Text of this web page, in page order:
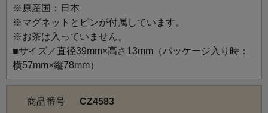
2023年「シャンテノエル」をテーマにしたクリスマスよ
り。妖艶な孔雀の歌声に跳ねるウサギの踊り子たちのイラ
ストです。
※原産国：日本
※マグネットとピンが付属しています。
※お茶は入っていません。
■サイズ／直径39mm×高さ13mm（パッケージ入り時：
横57mm×縦78mm）
商品番号
CZ4583